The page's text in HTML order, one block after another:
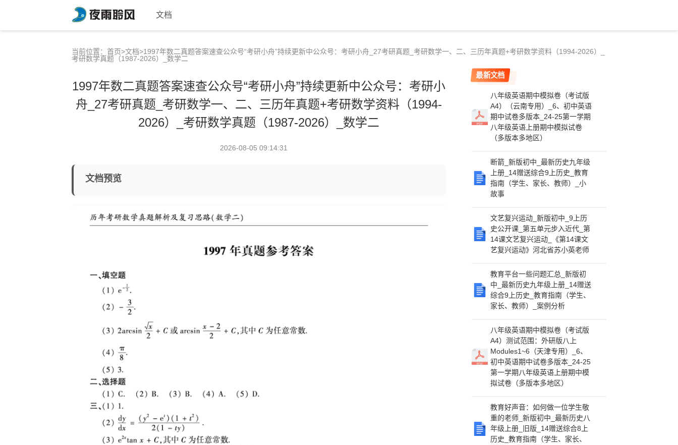
文档
当前位置： 首页>文档>1997年数二真题答案速查公众号“考研小舟”持续更新中公众号：考研小舟_27考研真题_考研数学一、二、三历年真题+考研数学资料（1994-2026）_
考研数学真题（1987-2026）_数学二
1997年数二真题答案速查公众号“考研小舟”持续更新中公众号：考研小
舟_27考研真题_考研数学一、二、三历年真题+考研数学资料（1994-
2026）_考研数学真题（1987-2026）_数学二
2026-08-05 09:14:31
文档预览
最新文档
八年级英语期中模拟卷（考试版
A4）（云南专用）_6、初中英语
期中试卷多版本_24-25第一学期
八年级英语上册期中模拟试卷
（多版本多地区）
断箭_新版初中_最新历史九年级
上册_14赠送综合9上历史_教育
指南（学生、家长、教师）_小
故事
文艺复兴运动_新版初中_9上历
史公开课_第五单元步入近代_第
14课文艺复兴运动_《第14课文
艺复兴运动》河北省苏小英老师
教育平台一些问题汇总_新版初
中_最新历史九年级上册_14赠送
综合9上历史_教育指南（学生、
家长、教师）_案例分析
八年级英语期中模拟卷（考试版
A4）测试范围：外研版八上
Modules1~6（天津专用）_6、
初中英语期中试卷多版本_24-25
第一学期八年级英语上册期中模
拟试卷（多版本多地区）
教育好声音：如何做一位学生敬
重的老师_新版初中_最新历史八
年级上册_旧版_14赠送综合8上
历史_教育指南（学生、家长、